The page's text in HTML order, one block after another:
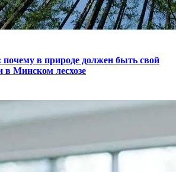
почему в природе должен быть свой
в Минском лесхозе